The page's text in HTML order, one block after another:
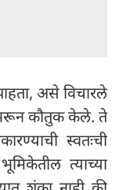
असे विचारले
कौतुक केले. ते
स्वतःची
त्याच्या